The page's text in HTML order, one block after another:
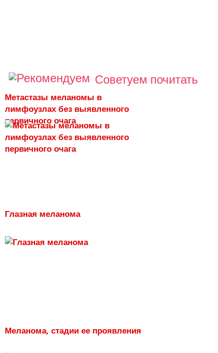
Советуем почитать
Метастазы меланомы в
лимфоузлах без выявленного
первичного очага
Глазная меланома
Меланома, стадии ее проявления